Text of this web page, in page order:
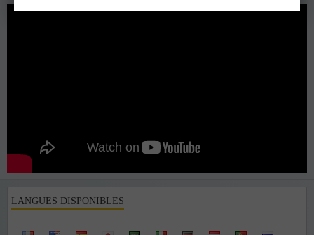
LANGUES DISPONIBLES